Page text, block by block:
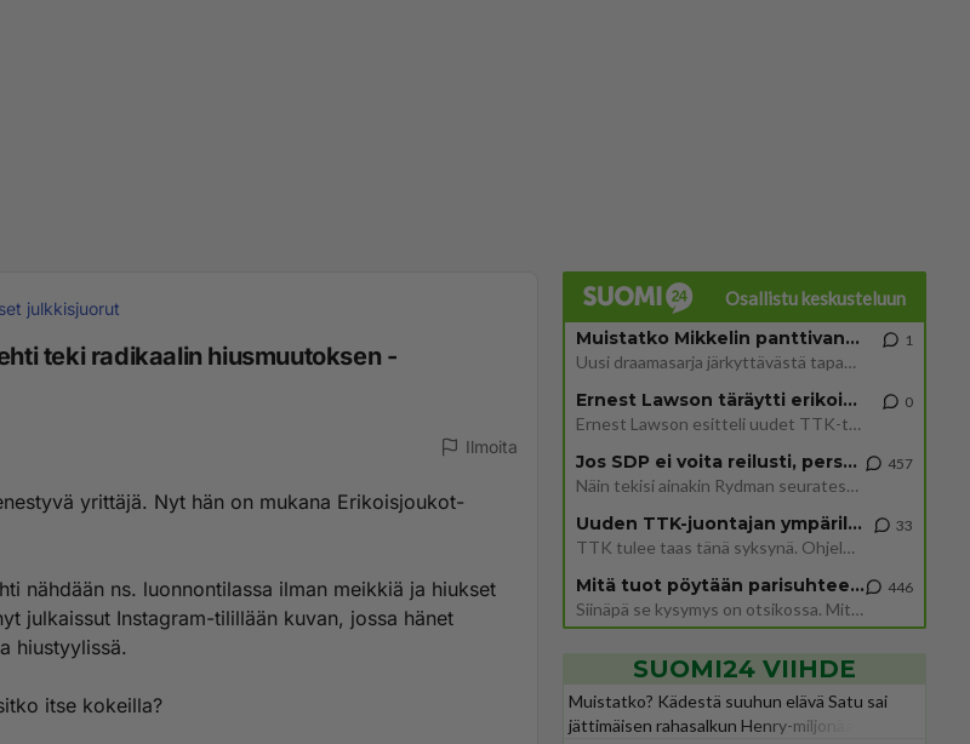
julkkisjuorut
teki radikaalin hiusmuutoksen -
Ilmoita
yrittäjä. Nyt hän on mukana Erikoisjoukot-
nähdään ns. luonnontilassa ilman meikkiä ja hiukset
julkaissut Instagram-tilillään kuvan, jossa hänet
hiustyylissä.
itse kokeilla?
Osallistu keskusteluun
Muistatko Mikkelin panttivankidraaman?
Uusi draamasarja järkyttävästä tapauksesta on tulossa. Tositapahtumiin perustuva sarja ammentaa vuoden 1986 Mikkelin pan
1
Ernest Lawson täräytti erikoisen heiton TTK-lehdistötilaisuudessa: " Onko tässä tarkoituksena...?"
Ernest Lawson esitteli uudet TTK-tähtioppilaat ja opettajat torstaina 6.8. lehdistölle. Tulevalla kaudella on yksi hausk
0
Jos SDP ei voita reilusti, persut kumoavat demokratian Suomesta
Näin tekisi ainakin Rydman seuratessaan idolinsa Trumpin mallia https://www.is.fi/politiikka/art-2000012187244.html
457
Uuden TTK-juontajan ympärillä epätietoisuus sakenee - Nyt MTV hämmentää soppaa
TTK tulee taas tänä syksynä. Ohjelman uudet tähtioppilaat julkistetaan torstaina 6. elokuuta klo 14 alkavassa lehdistö
33
Mitä tuot pöytään parisuhteessa?
Siinäpä se kysymys on otsikossa. Mitäpä siis tuot/toisit pöytään parisuhteessa? Oletko mies vai nainen? Koetko sen mitä
446
SUOMI24 VIIHDE
Muistatko? Kädestä suuhun elävä Satu sai
jättimäisen rahasalkun Henry-miljonääriltä